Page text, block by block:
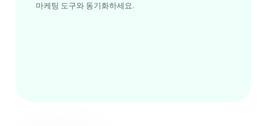
마케팅 도구와 동기화하세요.